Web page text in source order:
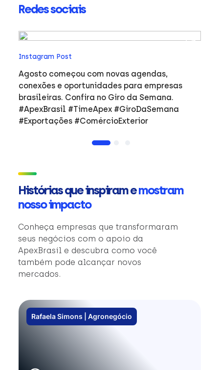
Redes sociais
Instagram Post
Agosto começou com novas agendas,
conexões e oportunidades para empresas
brasileiras. Confira no Giro da Semana.
#ApexBrasil #TimeApex #GiroDaSemana
#Exportações #ComércioExterior
Histórias que inspiram emostram
nosso impacto
Conheça empresas que transformaram
seus negócios com o apoio da
ApexBrasil e descubra como você
também pode alcançar novos
mercados.
Rafaela Simons | Agronegócio